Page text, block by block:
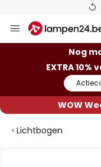
naar
Nog
EXTRA
WOW
Lichtbogen